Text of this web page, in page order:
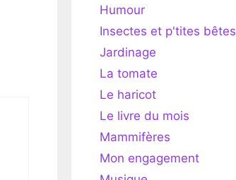
Humour
Insectes et p'tites bêtes
Jardinage
La tomate
Le haricot
Le livre du mois
Mammifères
Mon engagement